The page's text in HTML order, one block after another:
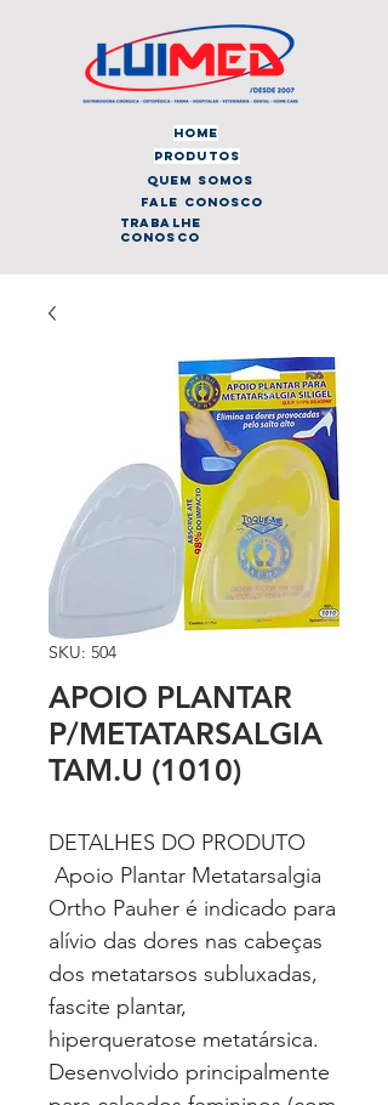
home
produtos
quem somos
fale conosco
trabalhe
conosco
SKU: 504
APOIO PLANTAR
P/METATARSALGIA
TAM.U (1010)
DETALHES DO PRODUTO
Apoio Plantar Metatarsalgia
Ortho Pauher é indicado para
alívio das dores nas cabeças
dos metatarsos subluxadas,
fascite plantar,
hiperqueratose metatársica.
Desenvolvido principalmente